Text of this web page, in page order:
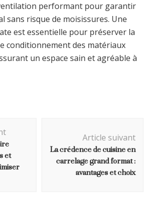
performant pour garantir
sans risque de moisissures. Une
est essentielle pour préserver la
conditionnement des matériaux
un espace sain et agréable à
et
Article suivant
La crédence de cuisine en
carrelage grand format :
avantages et choix